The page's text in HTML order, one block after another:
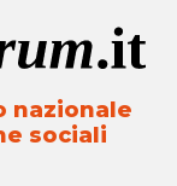
nazionale
sociali